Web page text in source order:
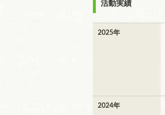
活動実績
2025年
2024年